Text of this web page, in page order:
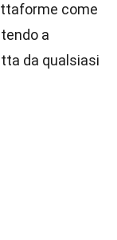
come
a
da qualsiasi